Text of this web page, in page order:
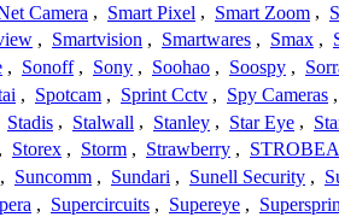
Camera , Smart Pixel , Smart Zoom ,
, Smartvision , Smartwares , Smax ,
, Sonoff , Sony , Soohao , Soospy ,
, Spotcam , Sprint Cctv , Spy Cameras ,
Stadis , Stalwall , Stanley , Star Eye ,
, Storex , Storm , Strawberry ,
, Suncomm , Sundari , Sunell Security ,
, Supercircuits , Supereye ,